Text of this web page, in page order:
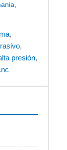
,
,
presión,